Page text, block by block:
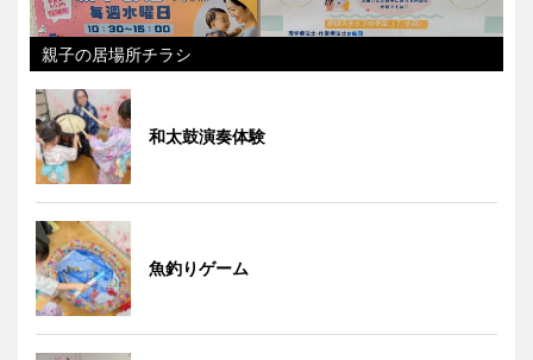
親子の居場所チラシ
和太鼓演奏体験
魚釣りゲーム